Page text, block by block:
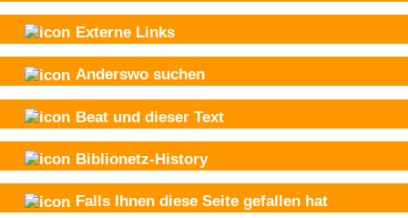
Externe Links
Anderswo suchen
Beat und dieser Text
Biblionetz-History
Falls Ihnen diese Seite gefallen hat